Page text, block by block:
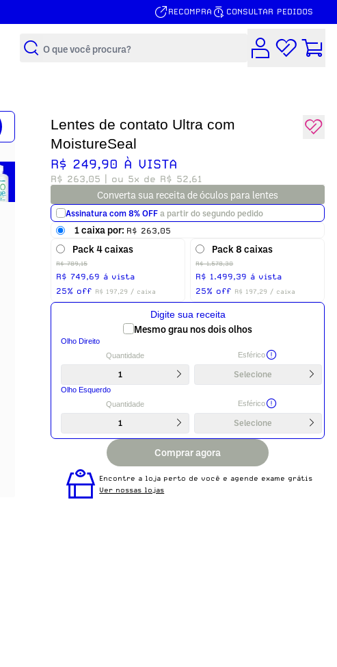
RECOMPRA CONSULTAR PEDIDOS
Buscar
Lentes de contato Ultra com
MoistureSeal
R$ 249,90 À VISTA
Frequência
Inicia:
R$ 789,15
R$ 749,69 á vista
25% off R$ 197,29 / caixa
25% off
Digite sua receita
Mesmo grau nos dois olhos
Olho Direito
Olho Esquerdo
Quantidade
Esférico
Comprar agora
Encontre a loja perto de você e agende exame grátis
Ver nossas lojas